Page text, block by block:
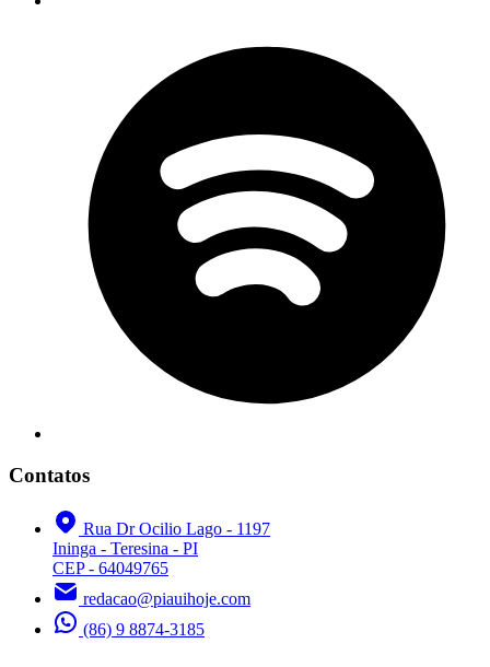
Contatos
Rua Dr Ocilio Lago - 1197
Ininga - Teresina - PI
CEP - 64049765
redacao@piauihoje.com
(86) 9 8874-3185